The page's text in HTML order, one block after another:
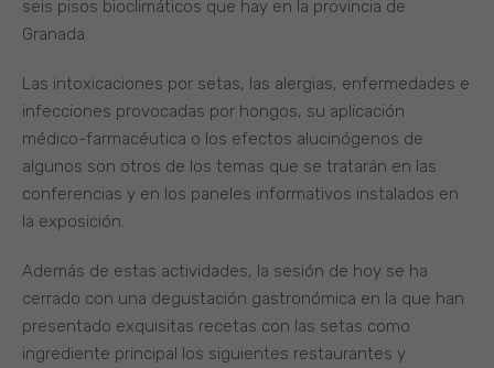
seis pisos bioclimáticos que hay en la provincia de
Granada.
Las intoxicaciones por setas, las alergias, enfermedades e
infecciones provocadas por hongos, su aplicación
médico-farmacéutica o los efectos alucinógenos de
algunos son otros de los temas que se tratarán en las
conferencias y en los paneles informativos instalados en
la exposición.
Además de estas actividades, la sesión de hoy se ha
cerrado con una degustación gastronómica en la que han
presentado exquisitas recetas con las setas como
ingrediente principal los siguientes restaurantes y